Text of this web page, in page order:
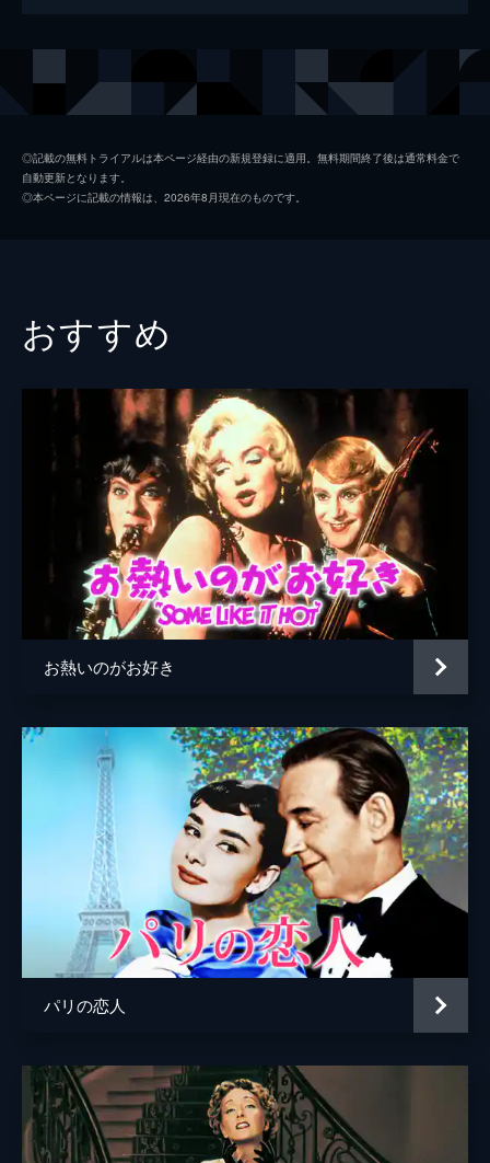
トニー
サイモン・オークランド
ジョン・アスティン
ネッド・グラス
ロバート・ワイズ
アーネスト・レーマン
原作 ジェローム・ロビンズ
音楽 アーウィン・コスタル
シド・ラミン
ロバート・ワイズ
ソウル・チャップリン
◎記載の無料トライアルは本ページ経由の新規登録に適用。無料期間終了後は通常料金で
自動更新となります。
◎本ページに記載の情報は、2026年8月現在のものです。
おすすめ
お熱いのがお好き
パリの恋人